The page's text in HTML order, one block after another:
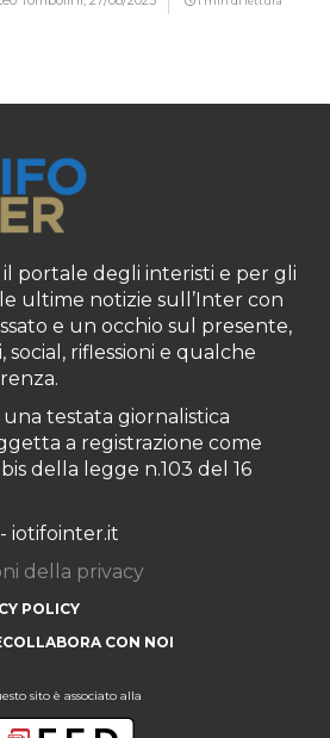
il portale degli interisti e per gli
ultime notizie sull’Inter con
e un occhio sul presente,
social, riflessioni e qualche
una testata giornalistica
a registrazione come
della legge n.103 del 16
iotifointer.it
della privacy
POLICY
COLLABORA CON NOI
sito è associato alla